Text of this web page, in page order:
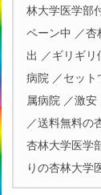
林大学医学部
ペーン中 ／杏
出 ／ギリギリ
病院 ／セット
属病院 ／激
／送料無料の
杏林大学医学
りの杏林大学